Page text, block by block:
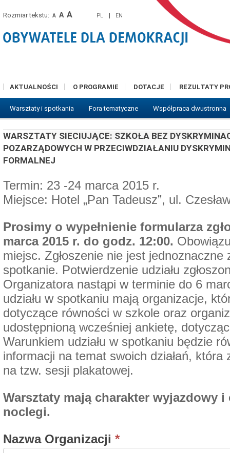
Rozmiar tekstu: A A A PL | EN
AKTUALNOŚCI O PROGRAMIE DOTACJE REZULTATY
Warsztaty i spotkania Fora tematyczne Współpraca dwustronna
WARSZTATY SIECIUJĄCE: SZKOŁA BEZ
POZARZĄDOWYCH W PRZECIWDZIAŁANIU
FORMALNEJ
Termin: 23 -24 marca 2015 r.
Miejsce: Hotel „Pan Tadeusz”, ul.
Prosimy o wypełnienie formularza
marca 2015 r. do godz. 12:00.
miejsc. Zgłoszenie nie jest jednoznaczne
spotkanie. Potwierdzenie udziału
Organizatora nastąpi w terminie do 6
udziału w spotkaniu mają organizacje,
dotyczące równości w szkole oraz
udostępnioną wcześniej ankietę,
Warunkiem udziału w spotkaniu będzie
informacji na temat swoich działań, która
na tzw. sesji plakatowej.
Warsztaty mają charakter wyjazdowy
noclegi.
Nazwa Organizacji *